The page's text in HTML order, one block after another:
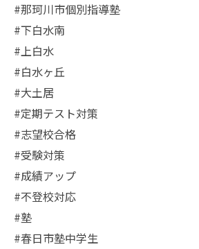
#那珂川市個別指導塾
#下白水南
#上白水
#白水ヶ丘
#大土居
#定期テスト対策
#志望校合格
#受験対策
#成績アップ
#不登校対応
#塾
#春日市塾中学生